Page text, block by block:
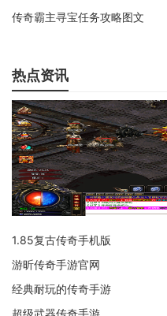
传奇霸主寻宝任务攻略图文
热点资讯
1.85复古传奇手机版
游昕传奇手游官网
经典耐玩的传奇手游
超级武器传奇手游